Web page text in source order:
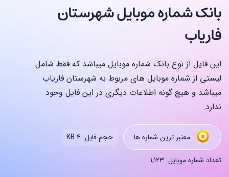
بانک شماره موبایل شهرستان
فاریاب
این فایل از نوع بانک شماره موبایل میباشد که فقط شامل
لیستی از شماره موبایل های مربوط به شهرستان فاریاب
میباشد و هیچ گونه اطلاعات دیگری در این فایل وجود
ندارد.
معتبر ترین شماره ها حجم فایل: 4 KB
تعداد شماره موبایل: 1,123